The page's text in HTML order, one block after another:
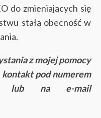
do zmieniających się
stałą obecność w
z mojej pomocy
kontakt pod numerem
lub na e-mail